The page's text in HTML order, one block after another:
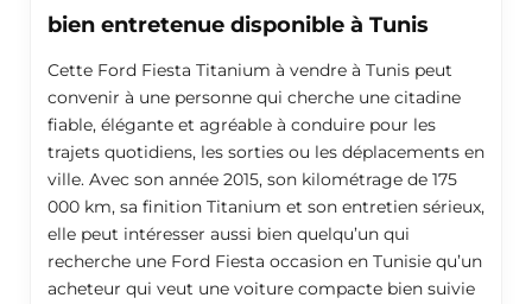
bien entretenue disponible à Tunis
Cette Ford Fiesta Titanium à vendre à Tunis peut
convenir à une personne qui cherche une citadine
fiable, élégante et agréable à conduire pour les
trajets quotidiens, les sorties ou les déplacements en
ville. Avec son année 2015, son kilométrage de 175
000 km, sa finition Titanium et son entretien sérieux,
elle peut intéresser aussi bien quelqu’un qui
recherche une Ford Fiesta occasion en Tunisie qu’un
acheteur qui veut une voiture compacte bien suivie